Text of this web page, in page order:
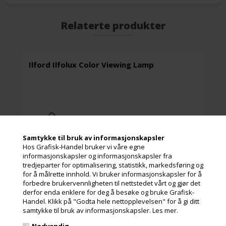
Samtykke til bruk av informasjonskapsler
Hos Grafisk-Handel bruker vi våre egne
informasjonskapsler og informasjonskapsler fra
tredjeparter for optimalisering, statistikk, markedsføring og
for å målrette innhold. Vi bruker informasjonskapsler for å
forbedre brukervennligheten til nettstedet vårt og gjør det
derfor enda enklere for deg å besøke og bruke Grafisk-
Handel. Klikk på "Godta hele nettopplevelsen" for å gi ditt
samtykke til bruk av informasjonskapsler. Les mer.
Relaterte produkter
Ilford Ilfolux Color Viewing Lamp